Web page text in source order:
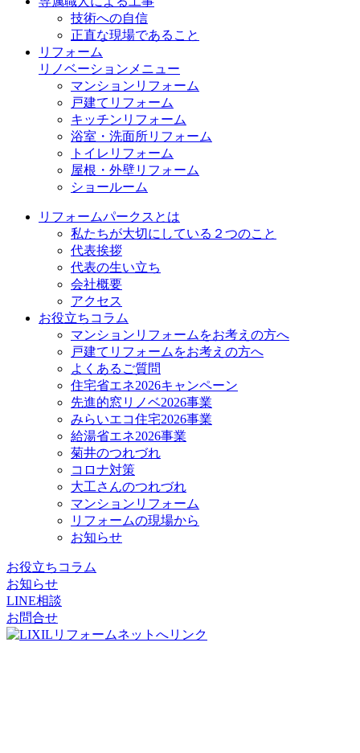
技術への自信
正直な現場であること
リフォーム
リノベーションメニュー
マンションリフォーム
戸建てリフォーム
キッチンリフォーム
浴室・洗面所リフォーム
トイレリフォーム
屋根・外壁リフォーム
ショールーム
リフォームパークスとは
私たちが大切にしている２つのこと
代表挨拶
代表の生い立ち
会社概要
アクセス
お役立ちコラム
マンションリフォームをお考えの方へ
戸建てリフォームをお考えの方へ
よくあるご質問
住宅省エネ2026キャンペーン
先進的窓リノベ2026事業
みらいエコ住宅2026事業
給湯省エネ2026事業
菊井のつれづれ
コロナ対策
大工さんのつれづれ
マンションリフォーム
リフォームの現場から
お知らせ
お役立ちコラム
お知らせ
LINE相談
お問合せ